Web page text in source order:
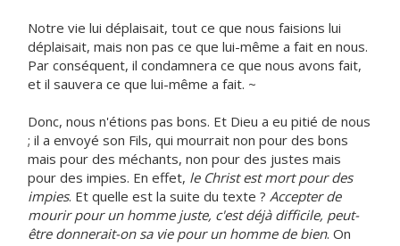
Notre vie lui déplaisait, tout ce que nous faisions lui
déplaisait, mais non pas ce que lui-même a fait en nous.
Par conséquent, il condamnera ce que nous avons fait,
et il sauvera ce que lui-même a fait. ~
Donc, nous n'étions pas bons. Et Dieu a eu pitié de nous
; il a envoyé son Fils, qui mourrait non pour des bons
mais pour des méchants, non pour des justes mais
pour des impies. En effet, le Christ est mort pour des
impies. Et quelle est la suite du texte ? Accepter de
mourir pour un homme juste, c'est déjà difficile, peut-
être donnerait-on sa vie pour un homme de bien. On